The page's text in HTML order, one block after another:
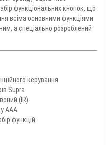
функціональних кнопок, що
всіма основними функціями
а спеціально розроблений
керування
Supra
(IR)
AAA
функцій